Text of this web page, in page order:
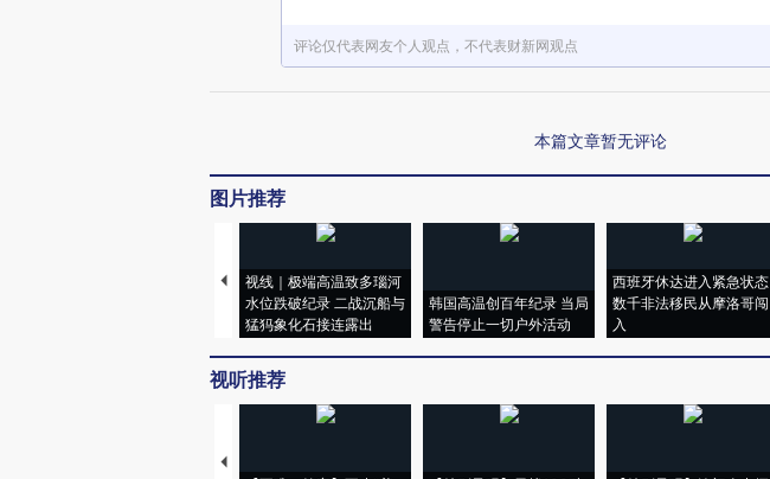
评论仅代表网友个人观点，不代表财新网观点
本篇文章暂无评论
图片推荐
视线｜极端高温致多瑙河
水位跌破纪录 二战沉船与
猛犸象化石接连露出
韩国高温创百年纪录 当局
警告停止一切户外活动
西班牙休达进入紧急状态
数千非法移民从摩洛哥闯
入
视听推荐